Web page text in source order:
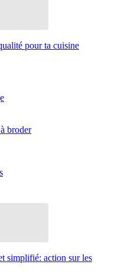
pour ta cuisine
broder
simplifié: action sur les